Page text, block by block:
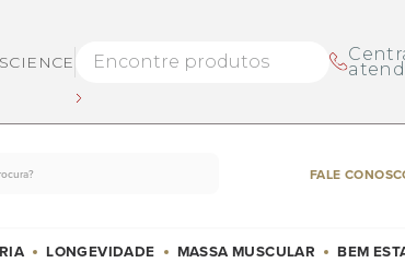
FALE
LONGEVIDADE MASSA MUSCULAR BEM